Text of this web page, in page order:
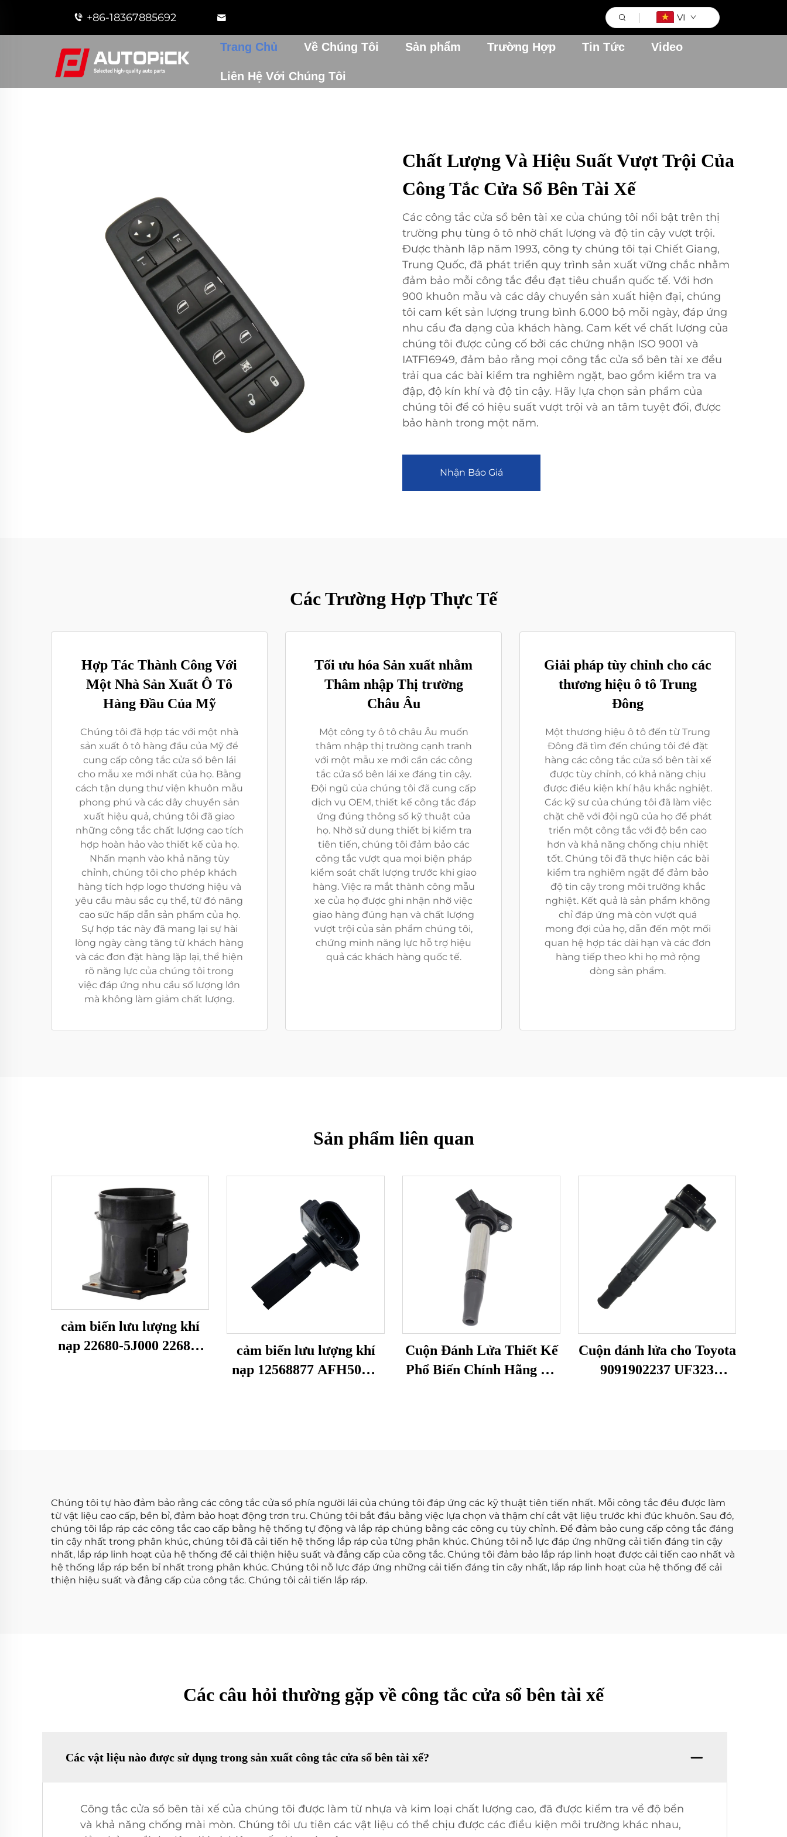
+86-18367885692 VI
Trang Chủ Về Chúng Tôi Sản phẩm Trường Hợp Tin Tức Video
Liên Hệ Với Chúng Tôi
Chất Lượng Và Hiệu Suất Vượt Trội Của
Công Tắc Cửa Sổ Bên Tài Xế
Các công tắc cửa sổ bên tài xe của chúng tôi nổi bật trên thị
trường phụ tùng ô tô nhờ chất lượng và độ tin cậy vượt trội.
Được thành lập năm 1993, công ty chúng tôi tại Chiết Giang,
Trung Quốc, đã phát triển quy trình sản xuất vững chắc nhằm
đảm bảo mỗi công tắc đều đạt tiêu chuẩn quốc tế. Với hơn
900 khuôn mẫu và các dây chuyền sản xuất hiện đại, chúng
tôi cam kết sản lượng trung bình 6.000 bộ mỗi ngày, đáp ứng
nhu cầu đa dạng của khách hàng. Cam kết về chất lượng của
chúng tôi được củng cố bởi các chứng nhận ISO 9001 và
IATF16949, đảm bảo rằng mọi công tắc cửa sổ bên tài xe đều
trải qua các bài kiểm tra nghiêm ngặt, bao gồm kiểm tra va
đập, độ kín khí và độ tin cậy. Hãy lựa chọn sản phẩm của
chúng tôi để có hiệu suất vượt trội và an tâm tuyệt đối, được
bảo hành trong một năm.
Nhận Báo Giá
Các Trường Hợp Thực Tế
Hợp Tác Thành Công Với
Một Nhà Sản Xuất Ô Tô
Hàng Đầu Của Mỹ
Chúng tôi đã hợp tác với một nhà
sản xuất ô tô hàng đầu của Mỹ để
cung cấp công tắc cửa sổ bên lái
cho mẫu xe mới nhất của họ. Bằng
cách tận dụng thư viện khuôn mẫu
phong phú và các dây chuyền sản
xuất hiệu quả, chúng tôi đã giao
những công tắc chất lượng cao tích
hợp hoàn hảo vào thiết kế của họ.
Nhấn mạnh vào khả năng tùy
chỉnh, chúng tôi cho phép khách
hàng tích hợp logo thương hiệu và
yêu cầu màu sắc cụ thể, từ đó nâng
cao sức hấp dẫn sản phẩm của họ.
Sự hợp tác này đã mang lại sự hài
lòng ngày càng tăng từ khách hàng
và các đơn đặt hàng lặp lại, thể hiện
rõ năng lực của chúng tôi trong
việc đáp ứng nhu cầu số lượng lớn
mà không làm giảm chất lượng.
Tối ưu hóa Sản xuất nhằm
Thâm nhập Thị trường
Châu Âu
Một công ty ô tô châu Âu muốn
thâm nhập thị trường cạnh tranh
với một mẫu xe mới cần các công
tắc cửa sổ bên lái xe đáng tin cậy.
Đội ngũ của chúng tôi đã cung cấp
dịch vụ OEM, thiết kế công tắc đáp
ứng đúng thông số kỹ thuật của
họ. Nhờ sử dụng thiết bị kiểm tra
tiên tiến, chúng tôi đảm bảo các
công tắc vượt qua mọi biện pháp
kiểm soát chất lượng trước khi giao
hàng. Việc ra mắt thành công mẫu
xe của họ được ghi nhận nhờ việc
giao hàng đúng hạn và chất lượng
vượt trội của sản phẩm chúng tôi,
chứng minh năng lực hỗ trợ hiệu
quả các khách hàng quốc tế.
Giải pháp tùy chỉnh cho các
thương hiệu ô tô Trung
Đông
Một thương hiệu ô tô đến từ Trung
Đông đã tìm đến chúng tôi để đặt
hàng các công tắc cửa sổ bên tài xế
được tùy chỉnh, có khả năng chịu
được điều kiện khí hậu khắc nghiệt.
Các kỹ sư của chúng tôi đã làm việc
chặt chẽ với đội ngũ của họ để phát
triển một công tắc với độ bền cao
hơn và khả năng chống chịu nhiệt
tốt. Chúng tôi đã thực hiện các bài
kiểm tra nghiêm ngặt để đảm bảo
độ tin cậy trong môi trường khắc
nghiệt. Kết quả là sản phẩm không
chỉ đáp ứng mà còn vượt quá
mong đợi của họ, dẫn đến một mối
quan hệ hợp tác dài hạn và các đơn
hàng tiếp theo khi họ mở rộng
dòng sản phẩm.
Sản phẩm liên quan
cảm biến lưu lượng khí
nạp 22680-5J000 22680-
cảm biến lưu lượng khí
nạp 12568877 AFH50M-
Cuộn Đánh Lửa Thiết Kế
Phổ Biến Chính Hãng Có
Cuộn đánh lửa cho Toyota
9091902237 UF323
Chúng tôi tự hào đảm bảo rằng các công tắc cửa sổ phía người lái của chúng tôi đáp ứng các kỹ thuật tiên tiến nhất. Mỗi công tắc đều được làm
từ vật liệu cao cấp, bền bỉ, đảm bảo hoạt động trơn tru. Chúng tôi bắt đầu bằng việc lựa chọn và thậm chí cắt vật liệu trước khi đúc khuôn. Sau đó,
chúng tôi lắp ráp các công tắc cao cấp bằng hệ thống tự động và lắp ráp chúng bằng các công cụ tùy chỉnh. Để đảm bảo cung cấp công tắc đáng
tin cậy nhất trong phân khúc, chúng tôi đã cải tiến hệ thống lắp ráp của từng phân khúc. Chúng tôi nỗ lực đáp ứng những cải tiến đáng tin cậy
nhất, lắp ráp linh hoạt của hệ thống để cải thiện hiệu suất và đẳng cấp của công tắc. Chúng tôi đảm bảo lắp ráp linh hoạt được cải tiến cao nhất và
hệ thống lắp ráp bền bỉ nhất trong phân khúc. Chúng tôi nỗ lực đáp ứng những cải tiến đáng tin cậy nhất, lắp ráp linh hoạt của hệ thống để cải
thiện hiệu suất và đẳng cấp của công tắc. Chúng tôi cải tiến lắp ráp.
Các câu hỏi thường gặp về công tắc cửa sổ bên tài xế
Các vật liệu nào được sử dụng trong sản xuất công tắc cửa sổ bên tài xế?
Công tắc cửa sổ bên tài xế của chúng tôi được làm từ nhựa và kim loại chất lượng cao, đã được kiểm tra về độ bền
và khả năng chống mài mòn. Chúng tôi ưu tiên các vật liệu có thể chịu được các điều kiện môi trường khác nhau,